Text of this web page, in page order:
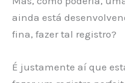
ainda está
fina, fazer tal registro?
É justamente aí que